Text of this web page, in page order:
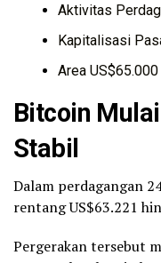
Aktivitas
Kapitalisasi
Area
Bitcoin
Stabil
Dalam perdagangan
rentang US$63.221
Pergerakan tersebut